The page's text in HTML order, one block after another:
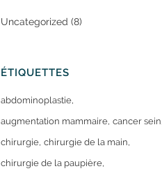
Uncategorized (8)
ÉTIQUETTES
abdominoplastie
augmentation mammaire cancer sein
chirurgie chirurgie de la main
chirurgie de la paupière